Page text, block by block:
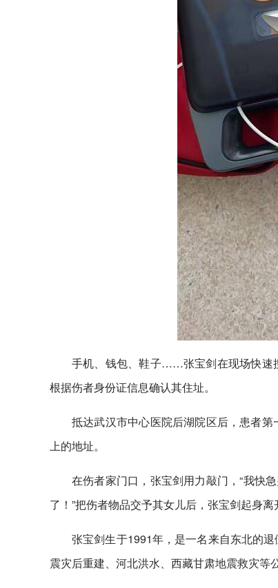
手机、钱包、鞋子……张宝剑在现场快速
根据伤者身份证信息确认其住址。
抵达武汉市中心医院后湖院区后，患者
上的地址。
在伤者家门口，张宝剑用力敲门，“我快
了！”把伤者物品交予其女儿后，张宝剑起身离
张宝剑生于1991年，是一名来自东北的
震灾后重建、河北洪水、西藏甘肃地震救灾等